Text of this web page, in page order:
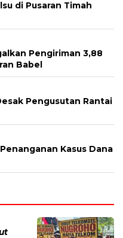
di Pusaran Timah
Pengiriman 3,88
Babel
Pengusutan Rantai
Kasus Dana